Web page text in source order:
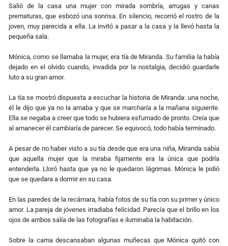
Salió de la casa una mujer con mirada sombría, arrugas y canas
prematuras, que esbozó una sonrisa. En silencio, recorrió el rostro de la
joven, muy parecida a ella. La invitó a pasar a la casa y la llevó hasta la
pequeña sala.
Mónica, como se llamaba la mujer, era tía de Miranda. Su familia la había
dejado en el olvido cuando, invadida por la nostalgia, decidió guardarle
luto a su gran amor.
La tía se mostró dispuesta a escuchar la historia de Miranda: una noche,
él le dijo que ya no la amaba y que se marcharía a la mañana siguiente.
Ella se negaba a creer que todo se hubiera esfumado de pronto. Creía que
al amanecer él cambiaría de parecer. Se equivocó, todo había terminado.
A pesar de no haber visto a su tía desde que era una niña, Miranda sabía
que aquella mujer que la miraba fijamente era la única que podría
entenderla. Lloró hasta que ya no le quedaron lágrimas. Mónica le pidió
que se quedara a dormir en su casa.
En las paredes de la recámara, había fotos de su tía con su primer y único
amor. La pareja de jóvenes irradiaba felicidad. Parecía que el brillo en los
ojos de ambos salía de las fotografías e iluminaba la habitación.
Sobre la cama descansaban algunas muñecas que Mónica quitó con